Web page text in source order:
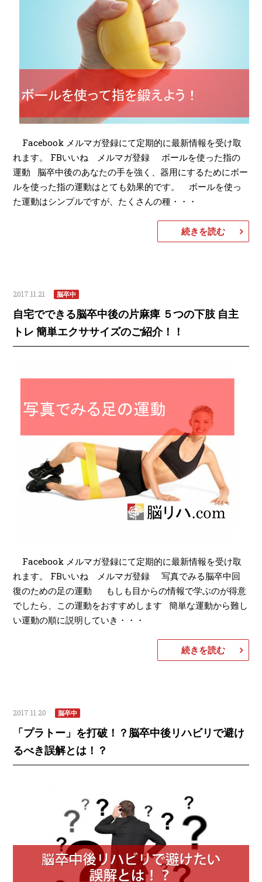
Facebook メルマガ登録にて定期的に最新情報を受け取
れます。 FBいいね メルマガ登録 ボールを使った指の
運動 脳卒中後のあなたの手を強く、器用にするためにボー
ルを使った指の運動はとても効果的です。 ボールを使っ
た運動はシンプルですが、たくさんの種・・・
続きを読む
2017.11.21 脳卒中
自宅でできる脳卒中後の片麻痺 ５つの下肢 自主
トレ 簡単エクササイズのご紹介！！
Facebook メルマガ登録にて定期的に最新情報を受け取
れます。 FBいいね メルマガ登録 写真でみる脳卒中回
復のための足の運動 もしも目からの情報で学ぶのが得意
でしたら、この運動をおすすめします 簡単な運動から難し
い運動の順に説明していき・・・
続きを読む
2017.11.20 脳卒中
「プラトー」を打破！？脳卒中後リハビリで避け
るべき誤解とは！？